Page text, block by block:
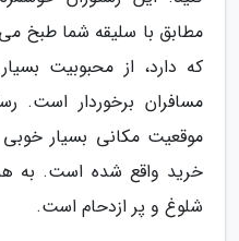
مطابق با سلیقه شما طبخ
که دارد، از محبوبیت
مسافران برخوردار است.
موقعیت مکانی بسیار
خرید واقع شده است. به
شلوغ و پر ازدحام است.